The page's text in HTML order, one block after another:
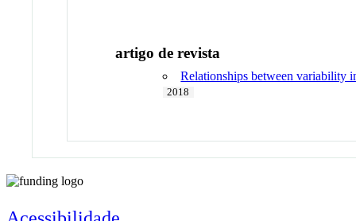
artigo de revista
Relationships between variability
2018